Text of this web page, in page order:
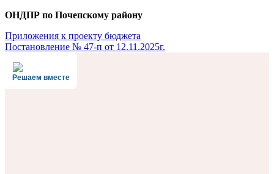
ОНДПР по Почепскому району
Навигация
по
записям
Приложения к проекту бюджета
Постановление № 47-п от 12.11.2025г.
Решаем вместе